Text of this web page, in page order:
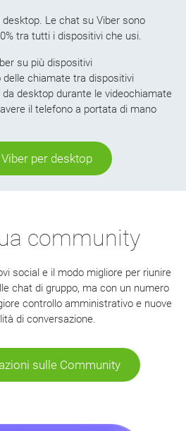
Le chat su Viber sono
tra tutti i dispositivi che usi.
su più dispositivi
chiamate tra dispositivi
desktop durante le videochiamate
il telefono a portata di mano
per desktop
community
social e il modo migliore per riunire
chat di gruppo, ma con un numero
controllo amministrativo e nuove
di conversazione.
sulle Community